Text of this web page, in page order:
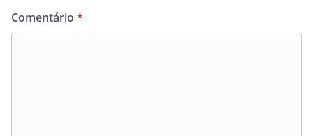
Comentário *